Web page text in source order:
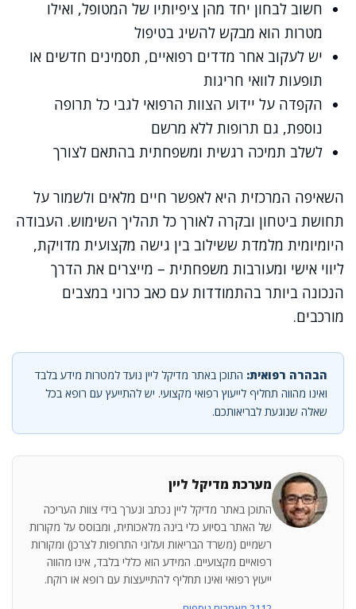
חשוב לבחון יחד מהן ציפיותיו של המטופל, ואילו
מטרות הוא מבקש להשיג בטיפול
יש לעקוב אחר מדדים רפואיים, תסמינים חדשים או
תופעות לוואי חריגות
הקפדה על יידוע הצוות הרפואי לגבי כל תרופה
נוספת, גם תרופות ללא מרשם
לשלב תמיכה רגשית ומשפחתית בהתאם לצורך
השאיפה המרכזית היא לאפשר חיים מלאים ולשמור על
תחושת ביטחון ובקרה לאורך כל תהליך השימוש. העבודה
היומיומית מלמדת ששילוב בין גישה מקצועית מדויקת,
ליווי אישי ומעורבות משפחתית – מייצרים את הדרך
הנכונה ביותר בהתמודדות עם כאב כרוני במצבים
מורכבים.
הבהרה רפואית: התוכן באתר מדיקל ליין נועד למטרות מידע בלבד
ואינו מהווה תחליף לייעוץ רפואי מקצועי. יש להתייעץ עם רופא בכל
שאלה שנוגעת לבריאותכם.
מערכת מדיקל ליין
התוכן באתר מדיקל ליין נכתב ונערך בידי צוות העריכה
של האתר בסיוע כלי בינה מלאכותית, ומבוסס על מקורות
רשמיים (משרד הבריאות ועלוני התרופות לצרכן) ומקורות
רפואיים מקצועיים. המידע הוא כללי בלבד, אינו מהווה
ייעוץ רפואי ואינו תחליף להתייעצות עם רופא או רוקח.